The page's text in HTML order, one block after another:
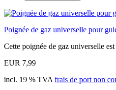
Poignée de gaz universelle pour
Cette poignée de gaz universelle
EUR 7,99
incl. 19 % TVA frais de port non